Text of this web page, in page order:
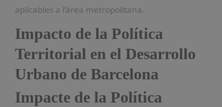
aplicables a l’àrea metropolitana.
Impacto de la Política
Territorial en el Desarrollo
Urbano de Barcelona
Impacte de la Política